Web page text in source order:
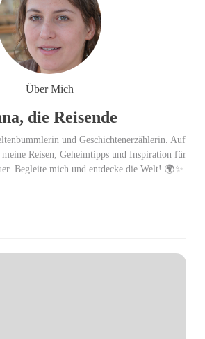
gewinnt Red Dot:
of the Best 2026 / NOMOS
Glashütte erzielt 94 von 100
Punkten.
Über Mich
die Reisende
und Geschichtenerzählerin. Auf
Reisen, Geheimtipps und Inspiration für
Begleite mich und entdecke die Welt! 🌍✨